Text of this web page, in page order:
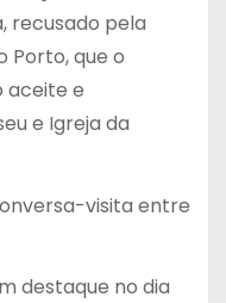
recusado pela
Porto, que o
aceite e
e Igreja da
visita entre
destaque no dia